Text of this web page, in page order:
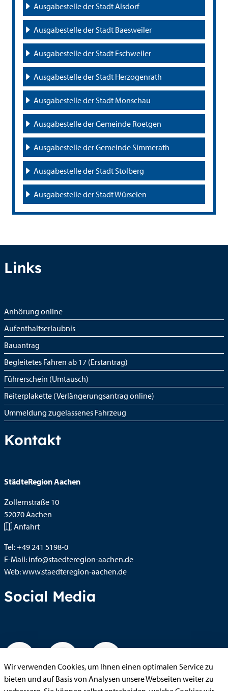
Ausgabestelle der Stadt Alsdorf
Ausgabestelle der Stadt Baesweiler
Ausgabestelle der Stadt Eschweiler
Ausgabestelle der Stadt Herzogenrath
Ausgabestelle der Stadt Monschau
Ausgabestelle der Gemeinde Roetgen
Ausgabestelle der Gemeinde Simmerath
Ausgabestelle der Stadt Stolberg
Ausgabestelle der Stadt Würselen
Links
Anhörung online
Aufenthaltserlaubnis
Bauantrag
Begleitetes Fahren ab 17 (Erstantrag)
Führerschein (Umtausch)
Reiterplakette (Verlängerungsantrag online)
Ummeldung zugelassenes Fahrzeug
Kontakt
StädteRegion Aachen
Zollernstraße 10
52070Aachen
Anfahrt
Tel:+49 241 5198-0
E-Mail: info@staedteregion-aachen.de
Web:www.staedteregion-aachen.de
Social Media
Wir verwenden Cookies, um Ihnen einen optimalen Service zu
bieten und auf Basis von Analysen unsere Webseiten weiter zu